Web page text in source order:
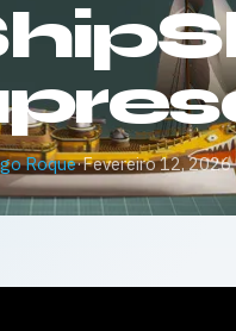
Roque·Fevereiro 12, 2026